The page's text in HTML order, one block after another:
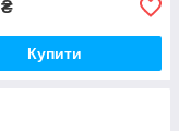
₴
Купити